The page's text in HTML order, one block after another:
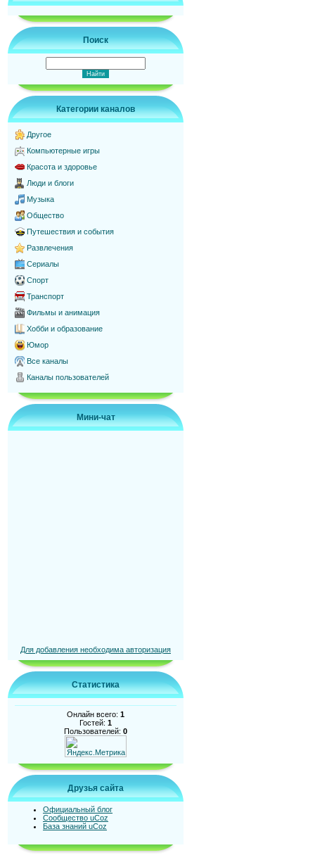
Поиск
Категории каналов
Другое
Компьютерные игры
Красота и здоровье
Люди и блоги
Музыка
Общество
Путешествия и события
Развлечения
Сериалы
Спорт
Транспорт
Фильмы и анимация
Хобби и образование
Юмор
Все каналы
Каналы пользователей
Мини-чат
Для добавления необходима авторизация
Статистика
Онлайн всего: 1
Гостей: 1
Пользователей: 0
Друзья сайта
Официальный блог
Сообщество uCoz
База знаний uCoz